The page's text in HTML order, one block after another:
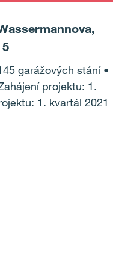
garážových stání •
projektu: 1.
1. kvartál 2021